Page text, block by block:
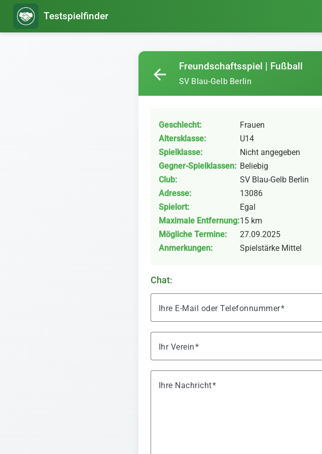
Testspielfinder
Freundschaftsspiel | Fußball
SV Blau-Gelb Berlin
arrow_back
Geschlecht:
Frauen
Altersklasse:
U14
Spielklasse:
Nicht angegeben
Gegner-Spielklassen: Beliebig
Club:
SV Blau-Gelb Berlin
Adresse:
13086
Spielort:
Egal
Maximale Entfernung:15 km
Mögliche Termine:
27.09.2025
Anmerkungen:
Spielstärke Mittel
Chat:
Ihre E-Mail oder Telefonnummer
Ihr Verein
Ihre Nachricht